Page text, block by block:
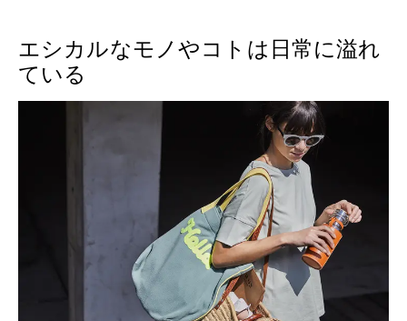
エシカルなモノやコトは日常に溢れ
ている